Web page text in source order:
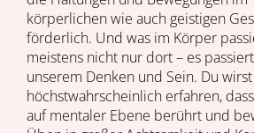
körperlichen wie auch geistigen
förderlich. Und was im Körper
meistens nicht nur dort – es
unserem Denken und Sein. Du
höchstwahrscheinlich erfahren,
auf mentaler Ebene berührt und